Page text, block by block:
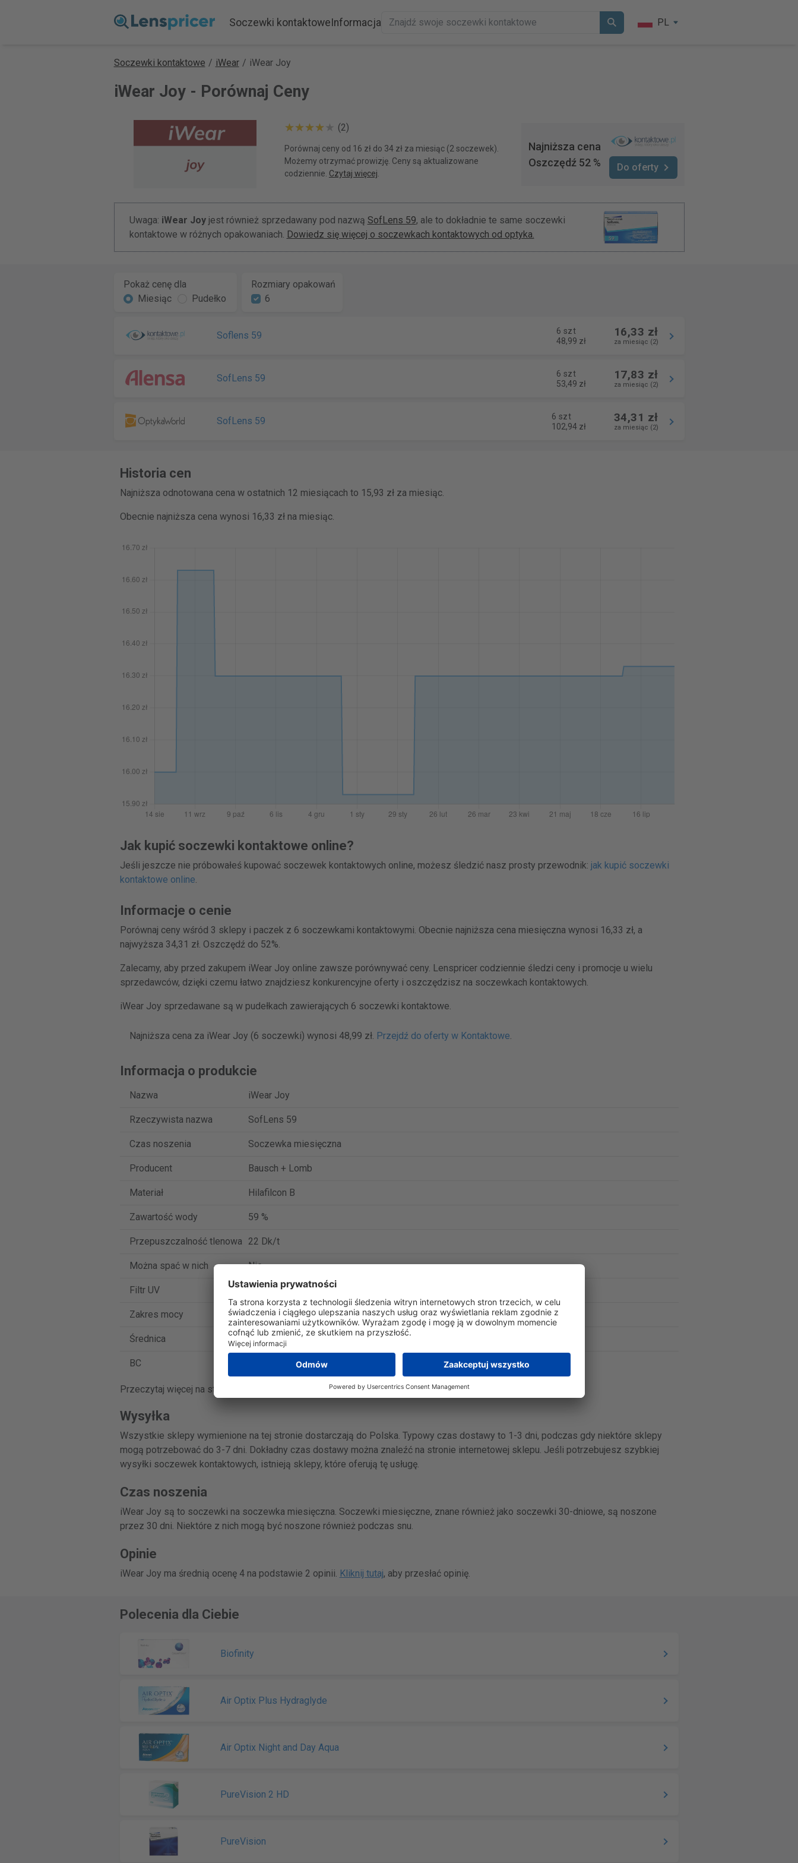
Soczewki kontaktoweInformacja PL
Soczewki kontaktowe / iWear / iWear Joy
iWear Joy - Porównaj Ceny
(2)
Porównaj ceny od 16 zł do 34 zł za miesiąc (2 soczewek).
Możemy otrzymać prowizję. Ceny są aktualizowane
codziennie. Czytaj więcej
Najniższa cena
Oszczędź 52 %
Do oferty
Uwaga: iWear Joyjest również sprzedawany pod nazwą SofLens 59, ale to dokładnie te same soczewki
kontaktowe w różnych opakowaniach. Dowiedz się więcej o soczewkach kontaktowych od optyka.
Pokaż cenę dla
Miesiąc
Pudełko
Rozmiary opakowań
6
Soflens 59
6 szt
48,99 zł
16,33 zł
za miesiąc (2)
SofLens 59
6 szt
53,49 zł
17,83 zł
za miesiąc (2)
SofLens 59
6 szt
102,94 zł
34,31 zł
za miesiąc (2)
Historia cen
Najniższa odnotowana cena w ostatnich 12 miesiącach to 15,93 zł za miesiąc.
Obecnie najniższa cena wynosi 16,33 zł na miesiąc.
Jak kupić soczewki kontaktowe online?
Jeśli jeszcze nie próbowałeś kupować soczewek kontaktowych online, możesz śledzić nasz prosty przewodnik: jak kupić soczewki
kontaktowe online.
Informacje o cenie
Porównaj ceny wśród 3 sklepy i paczek z 6 soczewkami kontaktowymi. Obecnie najniższa cena miesięczna wynosi 16,33 zł, a
najwyższa 34,31 zł. Oszczędź do 52%.
Zalecamy, aby przed zakupem iWear Joy online zawsze porównywać ceny. Lenspricer codziennie śledzi ceny i promocje u wielu
sprzedawców, dzięki czemu łatwo znajdziesz konkurencyjne oferty i oszczędzisz na soczewkach kontaktowych.
iWear Joy sprzedawane są w pudełkach zawierających 6 soczewki kontaktowe.
Najniższa cena za iWear Joy (6 soczewki) wynosi 48,99 zł. Przejdź do oferty w Kontaktowe.
Informacja o produkcie
Nazwa iWear Joy
Rzeczywista nazwa SofLens 59
Czas noszenia Soczewka miesięczna
Producent Bausch + Lomb
Materiał Hilafilcon B
Zawartość wody 59 %
Przepuszczalność tlenowa 22 Dk/t
Można spać w nich Nie
Filtr UV Nie
Zakres mocy -9 do 6
Średnica 14.2
BC
Przeczytaj więcej na stronie internetowej producenta:https://www.bausch.com/.
Wysyłka
Wszystkie sklepy wymienione na tej stronie dostarczają do Polska. Typowy czas dostawy to 1-3 dni, podczas gdy niektóre sklepy
mogą potrzebować do 3-7 dni. Dokładny czas dostawy można znaleźć na stronie internetowej sklepu. Jeśli potrzebujesz szybkiej
wysyłki soczewek kontaktowych, istnieją sklepy, które oferują tę usługę.
Czas noszenia
iWear Joy są to soczewki na soczewka miesięczna. Soczewki miesięczne, znane również jako soczewki 30-dniowe, są noszone
przez 30 dni. Niektóre z nich mogą być noszone również podczas snu.
Opinie
iWear Joy ma średnią ocenę 4 na podstawie 2 opinii. Kliknij tutaj, aby przesłać opinię.
Polecenia dla Ciebie
Biofinity
Air Optix Plus Hydraglyde
Air Optix Night and Day Aqua
PureVision 2 HD
PureVision